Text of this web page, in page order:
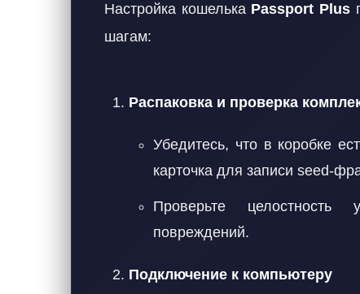
Настройка кошелька Passport Plus
шагам:
Распаковка и проверка
Убедитесь, что в коробке
карточка для записи seed-
Проверьте целостность
повреждений.
Подключение к компьютеру